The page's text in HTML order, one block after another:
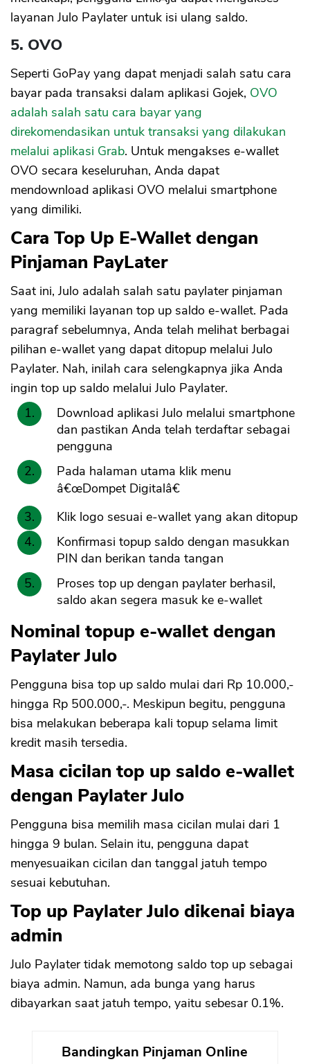
layanan Julo Paylater untuk isi ulang saldo.
5. OVO
Seperti GoPay yang dapat menjadi salah satu cara
bayar pada transaksi dalam aplikasi Gojek, OVO
adalah salah satu cara bayar yang
direkomendasikan untuk transaksi yang dilakukan
melalui aplikasi Grab. Untuk mengakses e-wallet
OVO secara keseluruhan, Anda dapat
mendownload aplikasi OVO melalui smartphone
yang dimiliki.
Cara Top Up E-Wallet dengan
Pinjaman PayLater
Saat ini, Julo adalah salah satu paylater pinjaman
yang memiliki layanan top up saldo e-wallet. Pada
paragraf sebelumnya, Anda telah melihat berbagai
pilihan e-wallet yang dapat ditopup melalui Julo
Paylater. Nah, inilah cara selengkapnya jika Anda
ingin top up saldo melalui Julo Paylater.
Download aplikasi Julo melalui smartphone
dan pastikan Anda telah terdaftar sebagai
pengguna
Pada halaman utama klik menu
â€œDompet Digitalâ€
Klik logo sesuai e-wallet yang akan ditopup
Konfirmasi topup saldo dengan masukkan
PIN dan berikan tanda tangan
Proses top up dengan paylater berhasil,
saldo akan segera masuk ke e-wallet
Nominal topup e-wallet dengan
Paylater Julo
Pengguna bisa top up saldo mulai dari Rp 10.000,-
hingga Rp 500.000,-. Meskipun begitu, pengguna
bisa melakukan beberapa kali topup selama limit
kredit masih tersedia.
Masa cicilan top up saldo e-wallet
dengan Paylater Julo
Pengguna bisa memilih masa cicilan mulai dari 1
hingga 9 bulan. Selain itu, pengguna dapat
menyesuaikan cicilan dan tanggal jatuh tempo
sesuai kebutuhan.
Top up Paylater Julo dikenai biaya
admin
Julo Paylater tidak memotong saldo top up sebagai
biaya admin. Namun, ada bunga yang harus
dibayarkan saat jatuh tempo, yaitu sebesar 0.1%.
Bandingkan Pinjaman Online
CANCEL